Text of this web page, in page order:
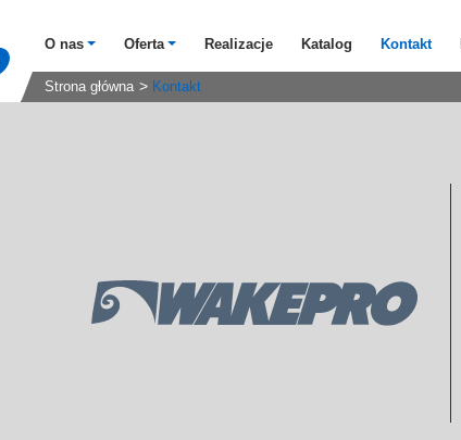
O nas Oferta Realizacje Katalog Kontakt
Strona główna Kontakt